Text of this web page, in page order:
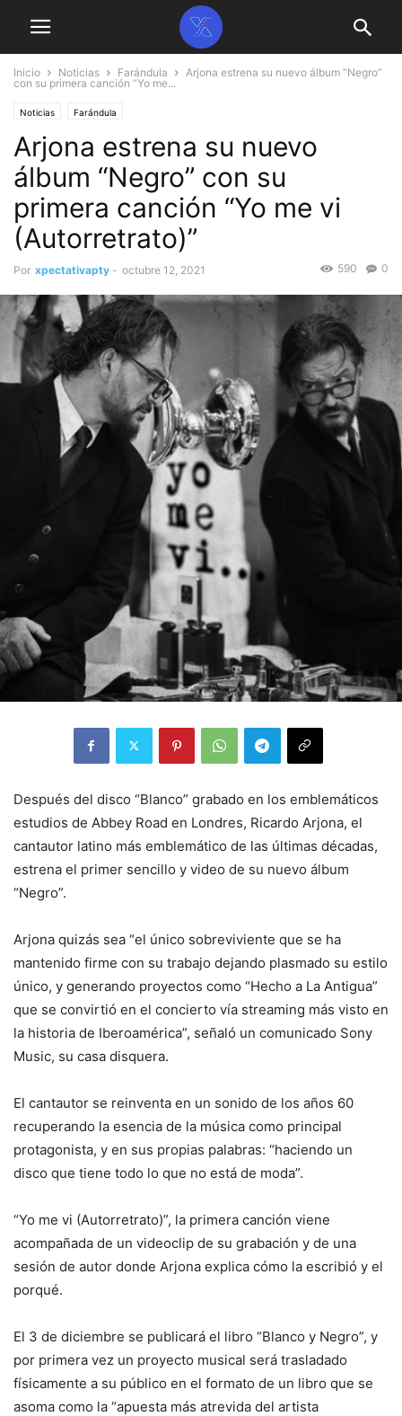
Inicio Noticias Farándula
Arjona estrena su nuevo álbum “Negro”
con su primera canción “Yo me...
Noticias Farándula
Arjona estrena su nuevo
álbum “Negro” con su
primera canción “Yo me vi
(Autorretrato)”
Por xpectativapty - octubre 12, 2021 0
590
Después del disco “Blanco” grabado en los emblemáticos
estudios de Abbey Road en Londres, Ricardo Arjona, el
cantautor latino más emblemático de las últimas décadas,
estrena el primer sencillo y video de su nuevo álbum
“Negro”.
Arjona quizás sea “el único sobreviviente que se ha
mantenido firme con su trabajo dejando plasmado su estilo
único, y generando proyectos como “Hecho a La Antigua”
que se convirtió en el concierto vía streaming más visto en
la historia de Iberoamérica”, señaló un comunicado Sony
Music, su casa disquera.
El cantautor se reinventa en un sonido de los años 60
recuperando la esencia de la música como principal
protagonista, y en sus propias palabras: “haciendo un
disco que tiene todo lo que no está de moda”.
“Yo me vi (Autorretrato)”, la primera canción viene
acompañada de un videoclip de su grabación y de una
sesión de autor donde Arjona explica cómo la escribió y el
porqué.
El 3 de diciembre se publicará el libro “Blanco y Negro”, y
por primera vez un proyecto musical será trasladado
físicamente a su público en el formato de un libro que se
asoma como la “apuesta más atrevida del artista